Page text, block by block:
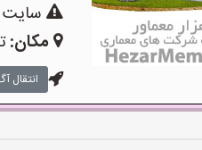
سایت
مکان:
انتقال